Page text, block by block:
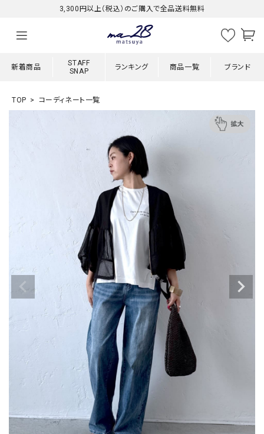
3,300円以上（税込）のご購入で全品送料無料
新着商品
STAFF
SNAP
ランキング 商品一覧 ブランド
TOP コーディネート一覧